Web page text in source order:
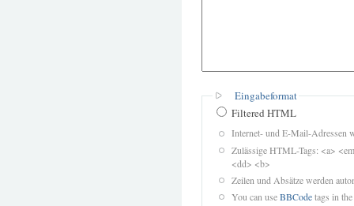
Eingabeformat
Filtered HTML
Internet- und E-Mail-Adressen
Zulässige HTML-Tags: <a>
<dd> <b>
Zeilen und Absätze werden
You can useBBCodetags in